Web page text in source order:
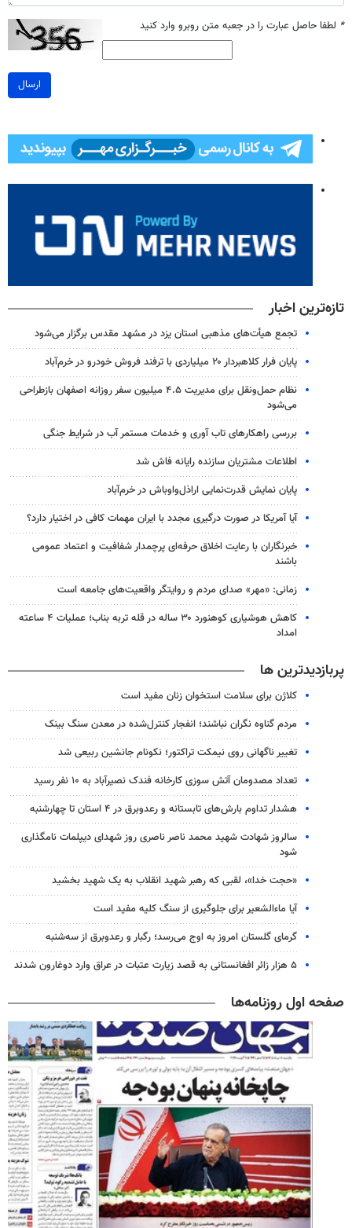
* لطفا حاصل عبارت را در جعبه متن روبرو وارد کنید
ارسال
تازه‌ترین اخبار
تجمع هیأت‌های مذهبی استان یزد در مشهد مقدس برگزار می‌شود
پایان فرار کلاهبردار ۲۰ میلیاردی با ترفند فروش خودرو در خرم‌آباد
نظام حمل‌ونقل برای مدیریت ۴.۵ میلیون سفر روزانه اصفهان بازطراحی
می‌شود
بررسی راهکارهای تاب آوری و خدمات مستمر آب در شرایط جنگی
اطلاعات مشتریان سازنده رایانه فاش شد
پایان نمایش قدرت‌نمایی اراذل‌واوباش در خرم‌آباد
آیا آمریکا در صورت درگیری مجدد با ایران مهمات کافی در اختیار دارد؟
خبرنگاران با رعایت اخلاق حرفه‌ای پرچمدار شفافیت و اعتماد عمومی
باشند
زمانی: «مهر» صدای مردم و روایتگر واقعیت‌های جامعه است
کاهش هوشیاری کوهنورد ۳۰ ساله در قله تربه بناب؛ عملیات ۴ ساعته
امداد
پربازدیدترین ها
کلاژن برای سلامت استخوان زنان مفید است
مردم گناوه نگران نباشند؛ انفجار کنترل‌شده در معدن سنگ بینک
تغییر ناگهانی روی نیمکت تراکتور؛ نکونام جانشین ربیعی شد
تعداد مصدومان آتش سوزی کارخانه فندک نصیرآباد به ۱۰ نفر رسید
هشدار تداوم بارش‌های تابستانه و رعدوبرق در ۴ استان تا چهارشنبه
سالروز شهادت شهید محمد ناصر ناصری روز شهدای دیپلمات نامگذاری
شود
«حجت خدا»، لقبی که رهبر شهید انقلاب به یک شهید بخشید
آیا ماءالشعیر برای جلوگیری از سنگ کلیه مفید است
گرمای گلستان امروز به اوج می‌رسد؛ رگبار و رعدوبرق از سه‌شنبه
۵ هزار زائر افغانستانی به قصد زیارت عتبات در عراق وارد دوغارون شدند
صفحه اول روزنامه‌ها